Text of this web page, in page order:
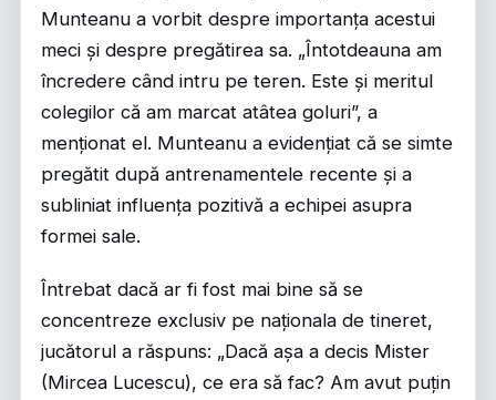
Munteanu a vorbit despre importanța acestui
meci și despre pregătirea sa. „Întotdeauna am
încredere când intru pe teren. Este și meritul
colegilor că am marcat atâtea goluri”, a
menționat el. Munteanu a evidențiat că se simte
pregătit după antrenamentele recente și a
subliniat influența pozitivă a echipei asupra
formei sale.
Întrebat dacă ar fi fost mai bine să se
concentreze exclusiv pe naționala de tineret,
jucătorul a răspuns: „Dacă așa a decis Mister
(Mircea Lucescu), ce era să fac? Am avut puțin